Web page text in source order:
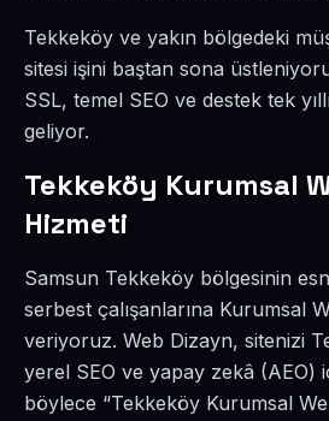
Tekkeköy ve yakın bölgedeki
sitesi işini baştan sona
SSL, temel SEO ve destek tek
geliyor.
Tekkeköy Kurumsal
Hizmeti
Samsun Tekkeköy bölgesinin
serbest çalışanlarına Kurumsal
veriyoruz. Web Dizayn, sitenizi
yerel SEO ve yapay zekâ (AEO)
böylece “Tekkeköy Kurumsal